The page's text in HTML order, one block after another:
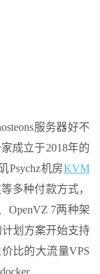
服务器好不
成立于2018年的
Psychz机房KVM
等多种付款方式，
OpenVZ 7两种架
划方案开始支持
比的大流量VPS